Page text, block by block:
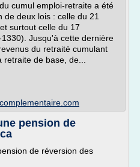
cumul emploi-retraite a été
deux lois : celle du 21
surtout celle du 17
Jusqu'à cette dernière
du retraité cumulant
de base, de...
pension de
de réversion des